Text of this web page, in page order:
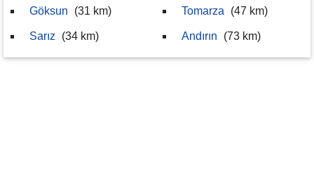
Göksun (31 km)
Sarız (34 km)
Tomarza (47 km)
Andırın (73 km)